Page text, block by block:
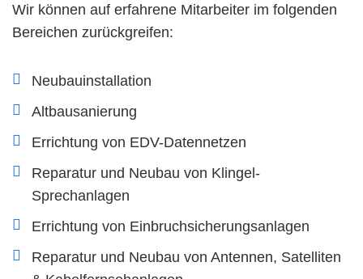
Wir können auf erfahrene Mitarbeiter im folgenden
Bereichen zurückgreifen:
Neubauinstallation
Altbausanierung
Errichtung von EDV-Datennetzen
Reparatur und Neubau von Klingel-
Sprechanlagen
Errichtung von Einbruchsicherungsanlagen
Reparatur und Neubau von Antennen, Satelliten